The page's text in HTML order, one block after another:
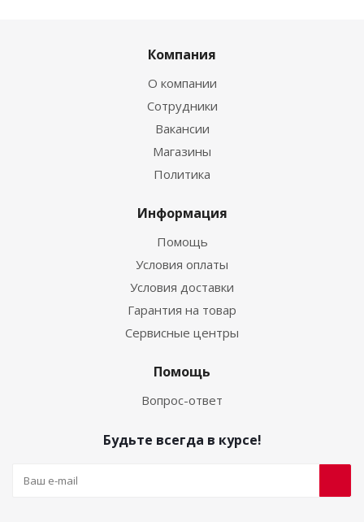
Компания
О компании
Сотрудники
Вакансии
Магазины
Политика
Информация
Помощь
Условия оплаты
Условия доставки
Гарантия на товар
Сервисные центры
Помощь
Вопрос-ответ
Будьте всегда в курсе!